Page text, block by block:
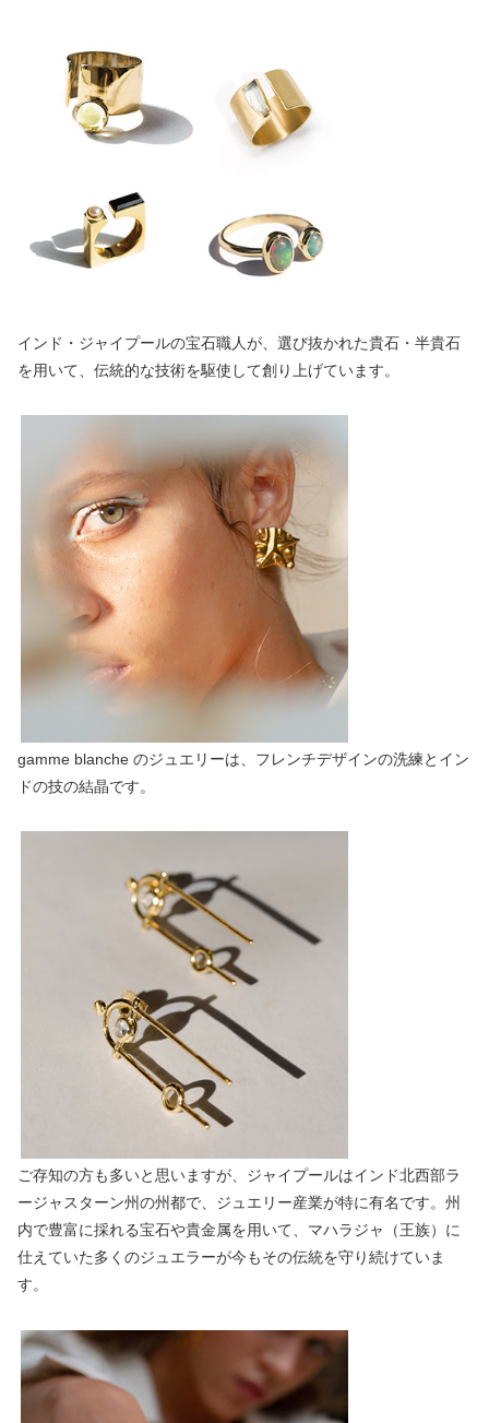
インド・ジャイプールの宝石職人が、選び抜かれた貴石・半貴石
を用いて、伝統的な技術を駆使して創り上げています。
gamme blanche のジュエリーは、フレンチデザインの洗練とイン
ドの技の結晶です。
ご存知の方も多いと思いますが、ジャイプールはインド北西部ラ
ージャスターン州の州都で、ジュエリー産業が特に有名です。州
内で豊富に採れる宝石や貴金属を用いて、マハラジャ（王族）に
仕えていた多くのジュエラーが今もその伝統を守り続けていま
す。